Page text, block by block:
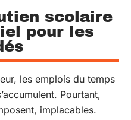
scolaire
pour les
les emplois du temps
Pourtant,
implacables.